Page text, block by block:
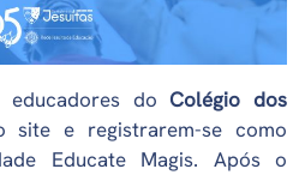
do Colégio dos
site e registrarem-se como
Educate Magis. Após o